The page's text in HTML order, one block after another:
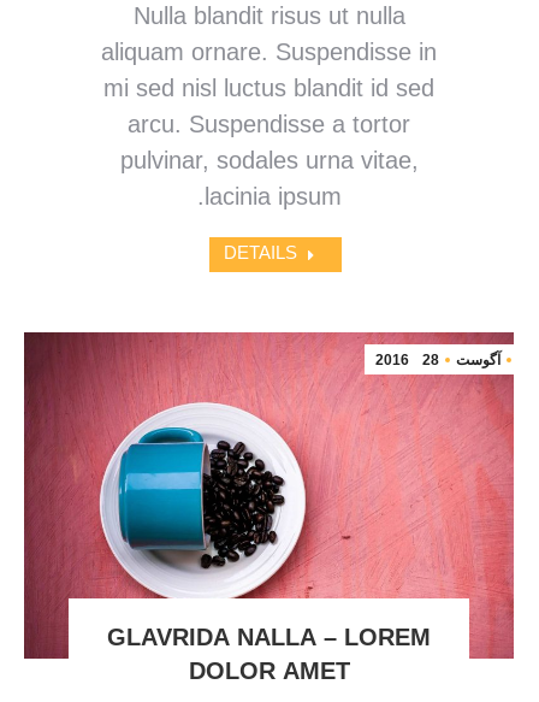
Nulla blandit risus ut nulla
aliquam ornare. Suspendisse in
mi sed nisl luctus blandit id sed
arcu. Suspendisse a tortor
pulvinar, sodales urna vitae,
lacinia ipsum.
DETAILS
آگوست 28
2016
GLAVRIDA NALLA – LOREM
DOLOR AMET